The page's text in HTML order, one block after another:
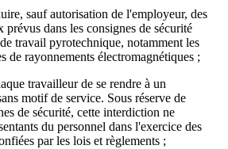
sauf autorisation de l'employeur, des
prévus dans les consignes de sécurité
travail pyrotechnique, notamment les
de rayonnements électromagnétiques ;
travailleur de se rendre à un
motif de service. Sous réserve de
de sécurité, cette interdiction ne
du personnel dans l'exercice des
par les lois et règlements ;